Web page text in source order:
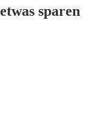
sparen